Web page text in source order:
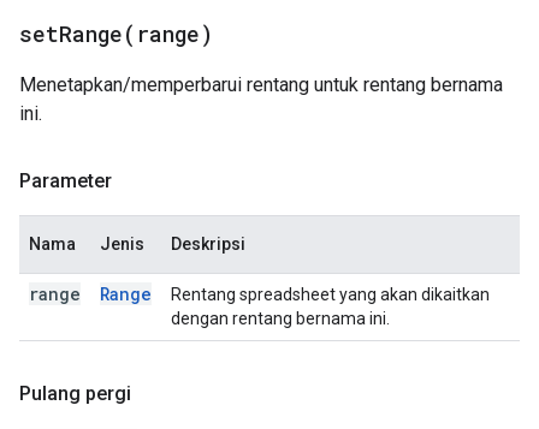
setRange( range)
Menetapkan/memperbarui rentang untuk rentang bernama
ini.
Parameter
Nama Jenis Deskripsi
range Range
Rentang spreadsheet yang akan dikaitkan
dengan rentang bernama ini.
Pulang pergi